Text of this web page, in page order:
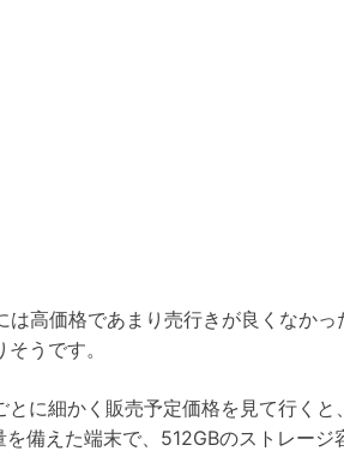
高価格であまり売行きが良くなかっ
うです。
に細かく販売予定価格を見て行くと
備えた端末で、512GBのストレージ